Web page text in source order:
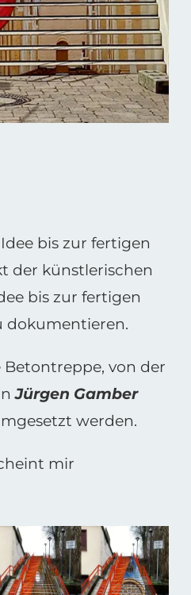
bis zur fertigen
der künstlerischen
bis zur fertigen
dokumentieren.
Betontreppe, von der
Jürgen Gamber
werden.
mir